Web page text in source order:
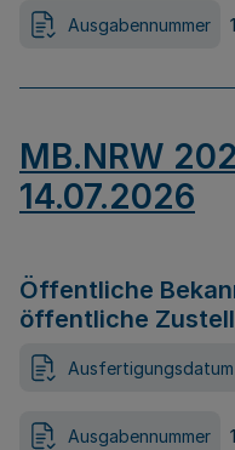
Ausgabennummer
MB.NRW
14.07.2026
Öffentliche
öffentliche
Ausfertigungsdatum
Ausgabennummer